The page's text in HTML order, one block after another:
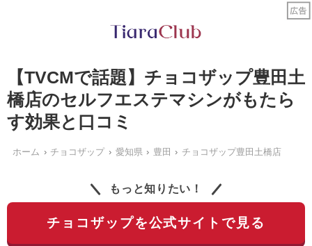
【TVCMで話題】チョコザップ豊田土
橋店のセルフエステマシンがもたら
す効果と口コミ
ホーム チョコザップ 愛知県 豊田 チョコザップ豊田土橋店
もっと知りたい！
チョコザップを公式サイトで見る